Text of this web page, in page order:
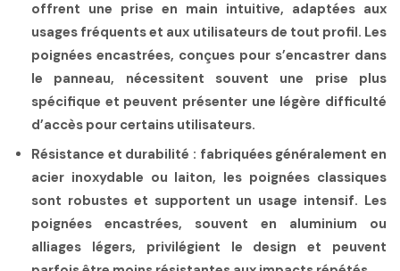
offrent une prise en main intuitive, adaptées aux
usages fréquents et aux utilisateurs de tout profil. Les
poignées encastrées, conçues pour s’encastrer dans
le panneau, nécessitent souvent une prise plus
spécifique et peuvent présenter une légère difficulté
d’accès pour certains utilisateurs.
Résistance et durabilité : fabriquées généralement en
acier inoxydable ou laiton, les poignées classiques
sont robustes et supportent un usage intensif. Les
poignées encastrées, souvent en aluminium ou
alliages légers, privilégient le design et peuvent